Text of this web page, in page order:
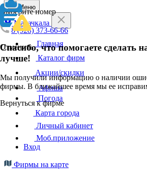
Выберите номер
8 (928) 373-66-66
Отменить
Спасибо, что помогаете сделать
лучше!
Мы получили информацию о наличии
фирмы. В ближайшее время мы ее
Вернуться к фирме
Меню
Махачкала
Главная
Каталог фирм
Акции/скидки
Афиша
Погода
Карта города
Личный кабинет
Моб.приложение
Вход
Фирмы на карте